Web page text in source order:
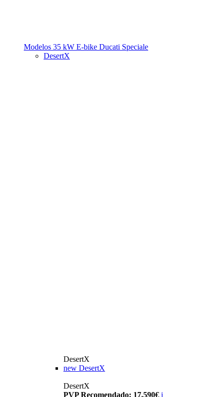
Modelos 35 kW E-bike Ducati Speciale
DesertX
DesertX
new DesertX
DesertX
PVP Recomendado: 17.590€ i